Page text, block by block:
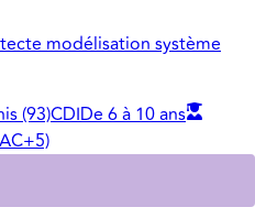
modélisation système
(93)CDIDe 6 à 10 ans